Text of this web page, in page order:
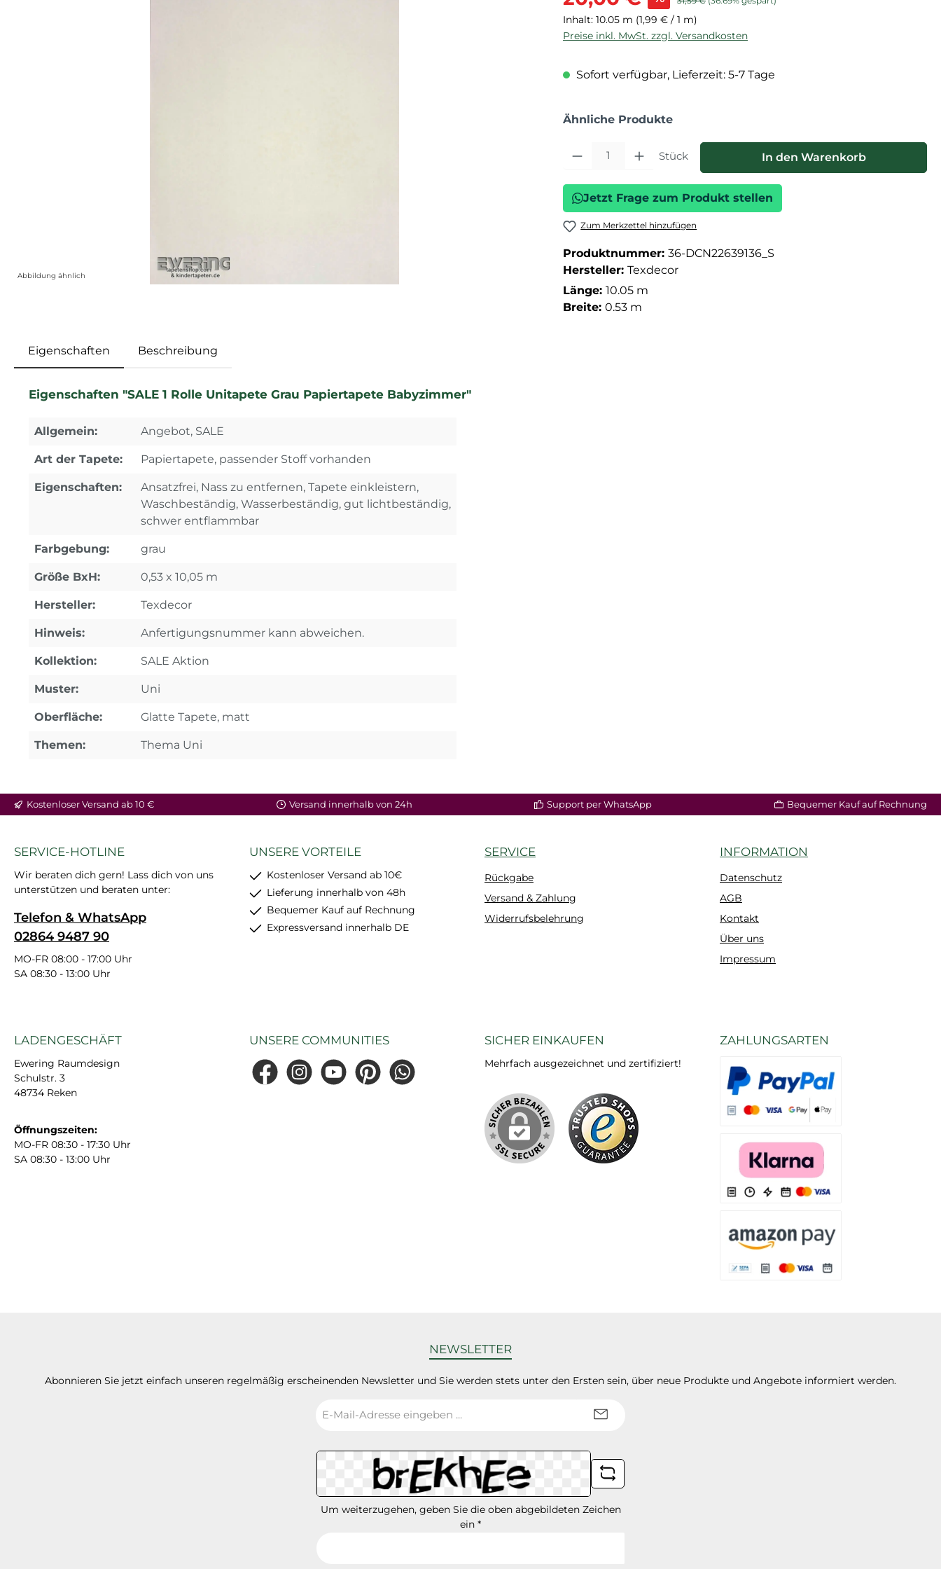
Abbildung ähnlich
Inhalt: 10.05 m (1,99 € / 1 m)
Preise inkl. MwSt. zzgl. Versandkosten
Sofort verfügbar, Lieferzeit: 5-7 Tage
Ähnliche Produkte
Produkt Anzahl: Gib den gewünschten Wert ein oder benutze die
Stück In den Warenkorb
Jetzt Frage zum Produkt stellen
Zum Merkzettel hinzufügen
Produktnummer: 36-DCN22639136_S
Hersteller: Texdecor
Länge: 10.05 m
Breite: 0.53 m
Eigenschaften Beschreibung
Eigenschaften "SALE 1 Rolle Unitapete Grau Papiertapete Babyzimmer"
Allgemein: Angebot, SALE
Art der Tapete: Papiertapete, passender Stoff vorhanden
Eigenschaften:
Ansatzfrei, Nass zu entfernen, Tapete einkleistern,
Waschbeständig, Wasserbeständig, gut lichtbeständig,
schwer entflammbar
Farbgebung: grau
Größe BxH: 0,53 x 10,05 m
Hersteller: Texdecor
Hinweis: Anfertigungsnummer kann abweichen.
Kollektion: SALE Aktion
Muster: Uni
Oberfläche: Glatte Tapete, matt
Themen: Thema Uni
Kostenloser Versand ab 10 € Versand innerhalb von 24h Support per WhatsApp Bequemer Kauf auf Rechnung
SERVICE-HOTLINE
Wir beraten dich gern! Lass dich von uns
unterstützen und beraten unter:
Telefon & WhatsApp
02864 9487 90
MO-FR 08:00 - 17:00 Uhr
SA 08:30 - 13:00 Uhr
UNSERE VORTEILE
Kostenloser Versand ab 10€
Lieferung innerhalb von 48h
Bequemer Kauf auf Rechnung
Expressversand innerhalb DE
SERVICE
Rückgabe
Versand & Zahlung
Widerrufsbelehrung
INFORMATION
Datenschutz
AGB
Kontakt
Über uns
Impressum
LADENGESCHÄFT
Ewering Raumdesign
Schulstr. 3
48734 Reken
Öffnungszeiten:
MO-FR 08:30 - 17:30 Uhr
SA 08:30 - 13:00 Uhr
UNSERE COMMUNITIES
FacebookInstagramYouTubePinterestWhatsApp
SICHER EINKAUFEN
Mehrfach ausgezeichnet und zertifiziert!
ZAHLUNGSARTEN
NEWSLETTER
Abonnieren Sie jetzt einfach unseren regelmäßig erscheinenden Newsletter und Sie werden stets unter den Ersten sein, über neue Produkte und Angebote informiert werden.
Mail-
*
Um weiterzugehen, geben Sie die oben abgebildeten Zeichen
ein *